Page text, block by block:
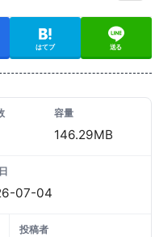
はてブ 送る
容量
146.29MB
07-04
投稿者